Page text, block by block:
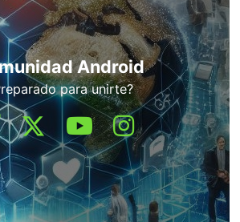
Android
para unirte?